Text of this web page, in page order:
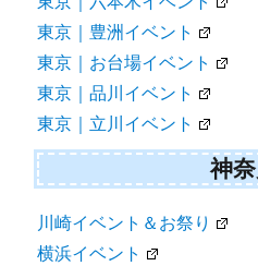
東京｜豊洲イベント
東京｜お台場イベント
東京｜品川イベント
東京｜立川イベント
神奈
川崎イベント＆お祭り
横浜イベント